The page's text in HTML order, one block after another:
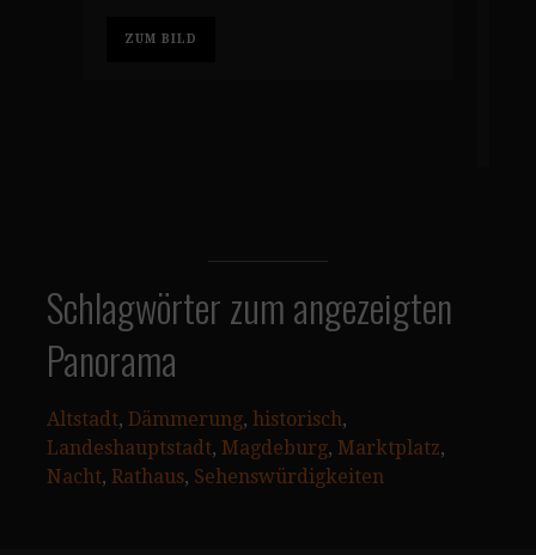
ZUM BILD
Schlagwörter zum angezeigten
Panorama
Altstadt, Dämmerung, historisch
Landeshauptstadt, Magdeburg, Marktplatz
Nacht, Rathaus, Sehenswürdigkeiten